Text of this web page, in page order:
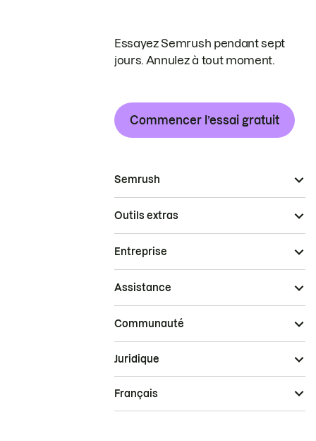
Essayez Semrush pendant sept
jours. Annulez à tout moment.
Commencer l’essai gratuit
Semrush
Outils extras
Entreprise
Assistance
Communauté
Juridique
Français